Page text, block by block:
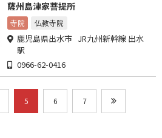
薩州島津家菩提所
寺院 仏教寺院
鹿児島県出水市 JR九州新幹線 出水
駅
0966-62-0416
5 6 7